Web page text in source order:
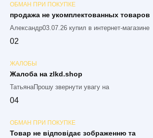
ОБМАН ПРИ ПОКУПКЕ
продажа не укомплектованных товаров
Александр03.07.26 купил в интернет-магазине
02
ЖАЛОБЫ
Жалоба на zlkd.shop
ТатьянаПрошу звернути увагу на
04
ОБМАН ПРИ ПОКУПКЕ
Товар не відповідає зображенню та